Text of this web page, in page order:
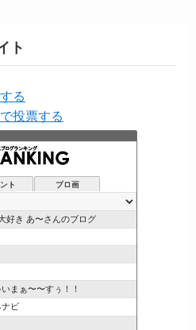
ト
る
投票する
ト ブロ画
き あ〜さんのブログ
まぁ〜〜すぅ！！
ナビ